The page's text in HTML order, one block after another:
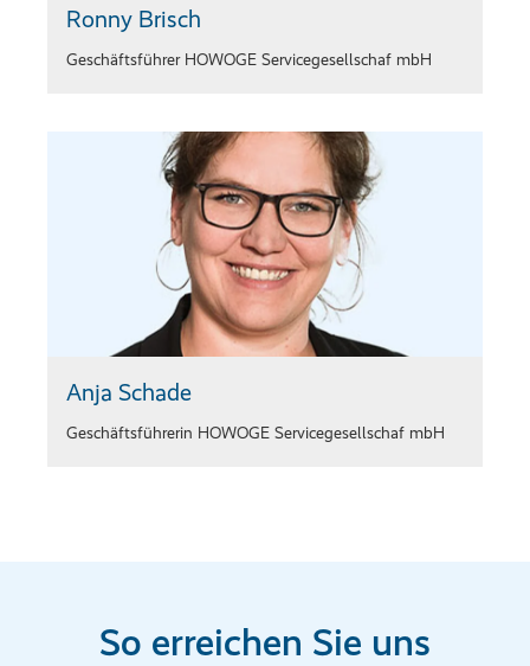
Ronny Brisch
Geschäftsführer HOWOGE Servicegesellschaf mbH
Anja Schade
Geschäftsführerin HOWOGE Servicegesellschaf mbH
So erreichen Sie uns